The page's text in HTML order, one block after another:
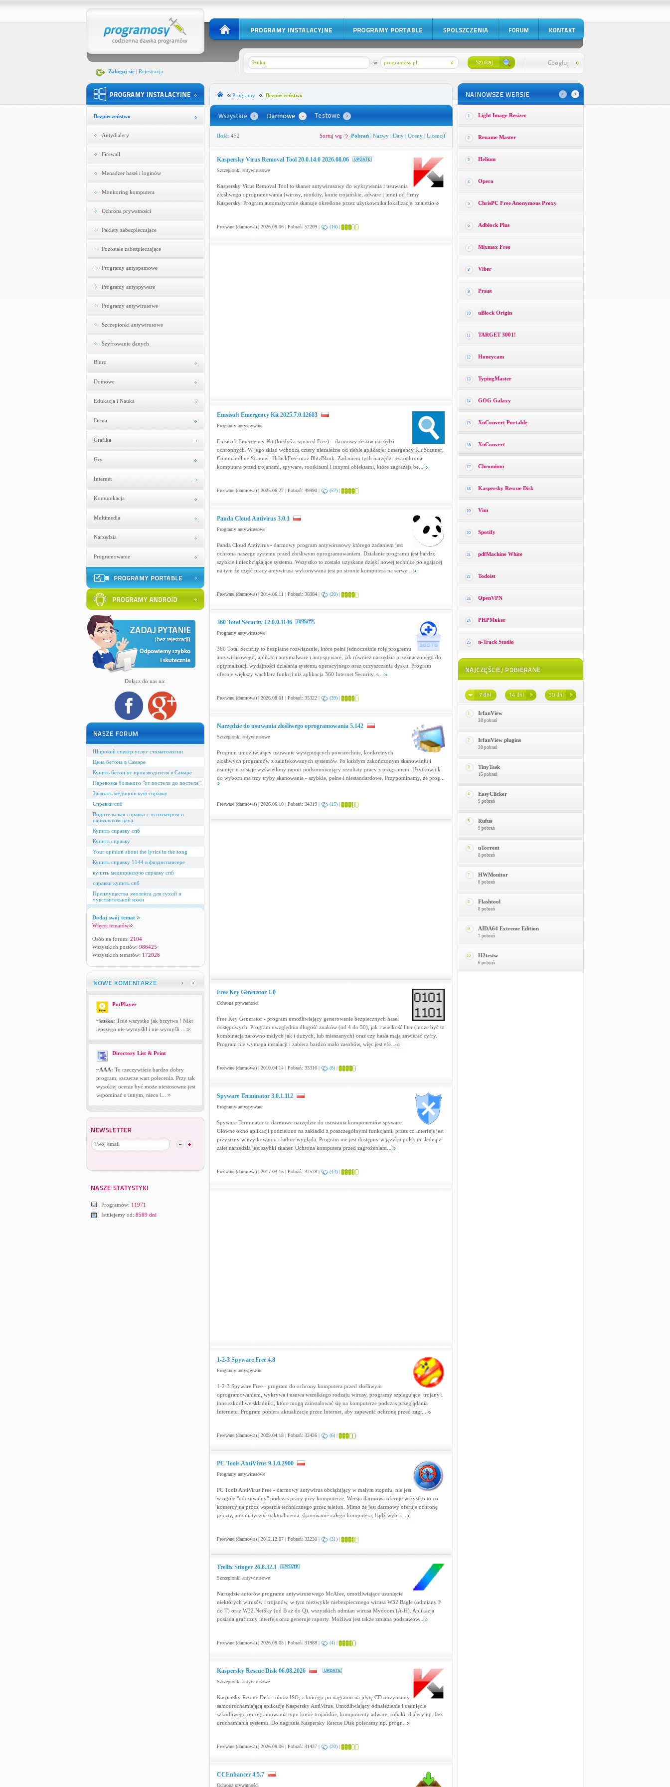
Zaloguj się| Rejestracja
programosy.pl
w
Bezpieczeństwo
Antydialery
Firewall
Menadżer haseł i loginów
Monitoring komputera
Ochrona prywatności
Pakiety zabezpieczające
Pozostałe zabezpieczające
Programy antyspamowe
Programy antyspyware
Programy antywirusowe
Szczepionki antywirusowe
Szyfrowanie danych
Biuro
Domowe
Edukacja i Nauka
Firma
Grafika
Gry
Internet
Komunikacja
Multimedia
Narzędzia
Programowanie
Dołącz do nas na:
Широкий спектр услуг стоматологии
Цена бетона в Самаре
Купить бетон от производителя в Самаре
Перевозка больного "от постели до постели".
Заказать медицинскую справку
Справки спб
Водительская справка с психиатром и
наркологом цена
Купить справку спб
Купить справку
Your opinion about the lyrics in the song
Купить справку 1144 в физдиспансере
купить медицинскую справку спб
справки купить спб
Преимущества эмолента для сухой и
чувствительной кожи
Dodaj swój temat
Więcej tematów
Osób na forum: 2104
Wszystkich postów: 986425
Wszystkich tematów: 172026
PotPlayer
~kuśka: Tnie wszystko jak brzytwa ! Nikt
lepszego nie wymyślił i nie wymyśli ...
Directory List & Print
~AAA: To rzeczywiście bardzo dobry
program, szczerze wart polecenia. Przy tak
wysokiej ocenie być może niestosowne jest
wspominać o innym, nieco l...
Programów: 11971
Istniejemy od: 8589 dni
Programy Bezpieczeństwo
Ilość: 452 Sortuj wg Pobrań| Nazwy| Daty| Oceny| Licencji
Kaspersky Virus Removal Tool 20.0.14.0 2026.08.06
Szczepionki antywirusowe
Kaspersky Virus Removal Tool to skaner antywirusowy do wykrywania i usuwania
złośliwego oprogramowania (wirusy, rootkity, konie trojańskie, adware i inne) od firmy
Kaspersky. Program automatycznie skanuje określone przez użytkownika lokalizacje, znalezio
Freeware (darmowa) | 2026.08.06 | Pobrań: 52209 | (16)|
Emsisoft Emergency Kit 2025.7.0.12683
Programy antyspyware
Emsisoft Emergency Kit (kiedyś a-squared Free) – darmowy zestaw narzędzi
ochronnych. W jego skład wchodzą cztery niezależne od siebie aplikacje: Emergency Kit Scanner,
Commandline Scanner, HiJackFree oraz BlitzBlank. Zadaniem tych narzędzi jest ochrona
komputera przed trojanami, spyware, rootkitami i innymi obiektami, które zagrażają be...
Freeware (darmowa) | 2025.06.27 | Pobrań: 49990 | (57)|
Panda Cloud Antivirus 3.0.1
Programy antywirusowe
Panda Cloud Antivirus - darmowy program antywirusowy którego zadaniem jest
ochrona naszego systemu przed złośliwym oprogramowaniem. Działanie programu jest bardzo
szybkie i nieobciążające systemu. Wszystko to zostało uzyskane dzięki nowej technice polegającej
na tym że część pracy antywirusa wykonywana jest po stronie komputera na serwe...
Freeware (darmowa) | 2014.06.11 | Pobrań: 36984 | (20)|
360 Total Security 12.0.0.1146
Programy antywirusowe
360 Total Security to bezpłatne rozwiązanie, które pełni jednocześnie rolę programu
antywirusowego, aplikacji antymalware i antyspyware, jak również narzędzia przeznaczonego do
optymalizacji wydajności działania systemu operacyjnego oraz oczyszczania dysku. Program
oferuje większy wachlarz funkcji niż aplikacja 360 Internet Security, s...
Freeware (darmowa) | 2026.08.01 | Pobrań: 35322 | (39)|
Narzędzie do usuwania złośliwego oprogramowania 5.142
Szczepionki antywirusowe
Program umożliwiający usuwanie występujących powszechnie, konkretnych
złośliwych programów z zainfekowanych systemów. Po każdym zakończonym skanowaniu i
usunięciu zostaje wyświetlony raport podsumowujący rezultaty pracy z programem. Użytkownik
do wyboru ma trzy tryby skanowania - szybkie, pełne i niestandardowe. Przypominamy, że prog...
Freeware (darmowa) | 2026.06.10 | Pobrań: 34319 | (15)|
Free Key Generator 1.0
Ochrona prywatności
Free Key Generator - program umożliwiający generowanie bezpiecznych haseł
dostępowych. Program uwzględnia długość znaków (od 4 do 50), jak i wielkość liter (może być to
kombinacja zarówno małych jak i dużych, lub mieszanych) oraz czy hasła mają zawierać cyfry.
Program nie wymaga instalacji i zabiera bardzo mało zasobów, więc jest efe...
Freeware (darmowa) | 2010.04.14 | Pobrań: 33316 | (8)|
Spyware Terminator 3.0.1.112
Programy antyspyware
Spyware Terminator to darmowe narzędzie do usuwania komponentów spyware.
Główne okno aplikacji podzielono na zakładki z poszczególnymi funkcjami, przez co interfejs jest
przyjazny w użytkowaniu i ładnie wygląda. Program nie jest dostępny w języku polskim. Jedną z
zalet narzędzia jest szybki skaner. Ochrona komputera przed zagrożeniam...
Freeware (darmowa) | 2017.03.15 | Pobrań: 32528 | (43)|
1-2-3 Spyware Free 4.8
Programy antyspyware
1-2-3 Spyware Free - program do ochrony komputera przed złośliwym
oprogramowaniem, wykrywa i usuwa wszelkiego rodzaju wirusy, programy szpiegujące, trojany i
inne szkodliwe składniki, które mogą zainstalować się na komputerze podczas przeglądania
Internetu. Program pobiera aktualizacje przez Internet, aby zapewnić ochronę przed zagr...
Freeware (darmowa) | 2009.04.18 | Pobrań: 32436 | (6)|
PC Tools AntiVirus 9.1.0.2900
Programy antywirusowe
PC Tools AntiVirus Free - darmowy antywirus obciążający w małym stopniu, nie jest
w ogóle "odczuwalny" podczas pracy przy komputerze. Wersja darmowa oferuje wszystko to co
komercyjna prócz wsparcia technicznego przez telefon. Mimo że jest darmowy oferuje ochronę
poczty, automatyczne uaktualnienia, skanowanie całego komputera, bądź wybra...
Freeware (darmowa) | 2012.12.07 | Pobrań: 32230 | (31)|
Trellix Stinger 26.8.32.1
Szczepionki antywirusowe
Narzędzie autorów programu antywirusowego McAfee, umożliwiające usunięcie
niektórych wirusów i trojanów, w tym niezwykle niebezpiecznego wirusa W32.Bagle (odmiany F
do T) oraz W32.NetSky (od B aż do Q), wszystkich odmian wirusa Mydoom (A-H). Aplikacja
posiada graficzny interfejs oraz generuje raporty. Możliwa jest także zmiana podstawow...
Freeware (darmowa) | 2026.08.05 | Pobrań: 31988 | (4)|
Kaspersky Rescue Disk 06.08.2026
Szczepionki antywirusowe
Kaspersky Rescue Disk - obraz ISO, z którego po nagraniu na płytę CD otrzymamy
samouruchamiającą aplikację Kaspersky AntiVirus. Umożliwiający odnalezienie i usunięcie
szkodliwego oprogramowania typu konie trojańskie, komponenty adware, robaki, dialery itp. bez
uruchamiania systemu. Do nagrania Kaspersky Rescue Disk polecamy np. progr...
Freeware (darmowa) | 2026.08.06 | Pobrań: 31437 | (20)|
CCEnhancer 4.5.7
Ochrona prywatności
1 Light Image Resizer
2 Rename Master
3 Helium
4 Opera
5 ChrisPC Free Anonymous Proxy
6 Adblock Plus
7 Mixmax Free
8 Viber
9 Praat
10 uBlock Origin
11 TARGET 3001!
12 Honeycam
13 TypingMaster
14 GOG Galaxy
15 XnConvert Portable
16 XnConvert
17 Chromium
18 Kaspersky Rescue Disk
19 Vim
20 Spotify
21 pdfMachine White
22 Todoist
23 OpenVPN
24 PHPMaker
25 n-Track Studio
1 IrfanView
38 pobrań
2 IrfanView plugins
38 pobrań
3 TinyTask
15 pobrań
4 EasyClicker
9 pobrań
5 Rufus
9 pobrań
6 uTorrent
8 pobrań
7 HWMonitor
8 pobrań
8 Flashtool
8 pobrań
9 AIDA64 Extreme Edition
7 pobrań
10 H2testw
6 pobrań